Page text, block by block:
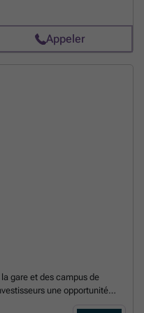
Appeler
gare et des campus de
une opportunité